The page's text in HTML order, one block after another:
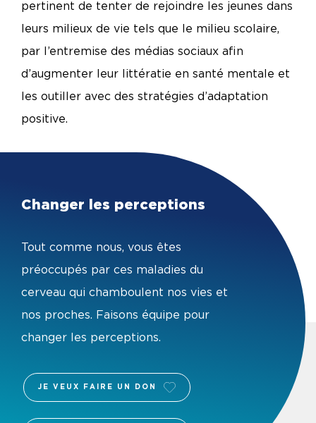
pertinent de tenter de rejoindre les jeunes dans
leurs milieux de vie tels que le milieu scolaire,
par l’entremise des médias sociaux afin
d’augmenter leur littératie en santé mentale et
les outiller avec des stratégies d’adaptation
positive.
Changer les perceptions
Tout comme nous, vous êtes
préoccupés par ces maladies du
cerveau qui chamboulent nos vies et
nos proches. Faisons équipe pour
changer les perceptions.
JE VEUX FAIRE UN DON